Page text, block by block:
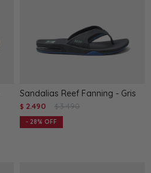
Sandalias Reef Fanning - Gris
$ 2.490 $ 3.490
28